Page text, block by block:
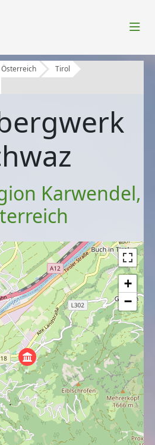
Österreich
Tirol
Karwendel,
+
−